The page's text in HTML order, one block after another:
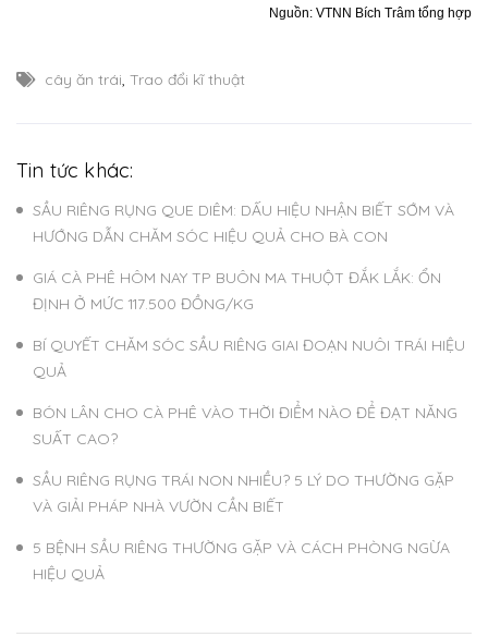
Nguồn: VTNN Bích Trâm tổng hợp
cây ăn trái, Trao đổi kĩ thuật
Tin tức khác:
SẦU RIÊNG RỤNG QUE DIÊM: DẤU HIỆU NHẬN BIẾT SỚM VÀ
HƯỚNG DẪN CHĂM SÓC HIỆU QUẢ CHO BÀ CON
GIÁ CÀ PHÊ HÔM NAY TP BUÔN MA THUỘT ĐẮK LẮK: ỔN
ĐỊNH Ở MỨC 117.500 ĐỒNG/KG
BÍ QUYẾT CHĂM SÓC SẦU RIÊNG GIAI ĐOẠN NUÔI TRÁI HIỆU
QUẢ
BÓN LÂN CHO CÀ PHÊ VÀO THỜI ĐIỂM NÀO ĐỂ ĐẠT NĂNG
SUẤT CAO?
SẦU RIÊNG RỤNG TRÁI NON NHIỀU? 5 LÝ DO THƯỜNG GẶP
VÀ GIẢI PHÁP NHÀ VƯỜN CẦN BIẾT
5 BỆNH SẦU RIÊNG THƯỜNG GẶP VÀ CÁCH PHÒNG NGỪA
HIỆU QUẢ